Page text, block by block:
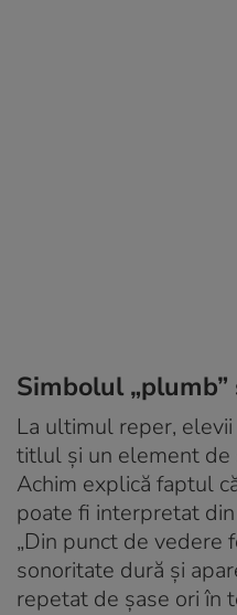
Simbolul
La ultimul reper,
titlul și un element de
Achim explică faptul
poate fi interpretat
„Din punct de vedere
sonoritate dură și
repetat de șase ori în